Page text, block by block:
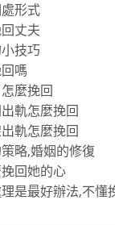
形式
丈夫
技巧
嗎
麼挽回
軌怎麼挽回
軌怎麼挽回
略,婚姻的修復
回她的心
是最好辦法,不懂